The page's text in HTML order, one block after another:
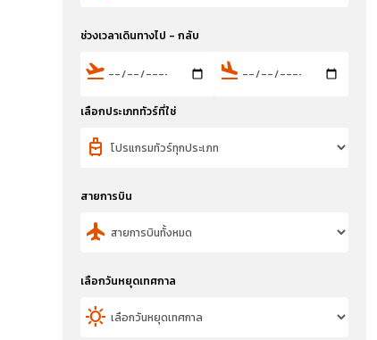
ช่วงเวลาเดินทางไป - กลับ
flight_takeoff flight_land
เลือกประเภททัวร์ที่ใช่
travel_luggage_and_bags
สายการบิน
flight
เลือกวันหยุดเทศกาล
sunny